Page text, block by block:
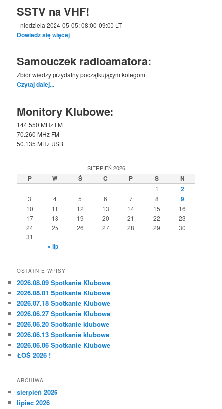
SSTV na VHF!
- niedziela 2024-05-05: 08:00-09:00 LT
Dowiedz się więcej
Samouczek radioamatora:
Zbiór wiedzy przydatny początkującym kolegom.
Czytaj dalej...
Monitory Klubowe:
144.550 MHz FM
70.260 MHz FM
50.135 MHz USB
SIERPIEŃ 2026
P W Ś C P S N
1 2
3 4 5 6 7 8 9
10 11 12 13 14 15
16
17
18 19 20 21 22
23
24
25 26 27 28 29
30
31
« lip
OSTATNIE WPISY
2026.08.09 Spotkanie Klubowe
2026.08.01 Spotkanie Klubowe
2026.07.18 Spotkanie Klubowe
2026.06.27 Spotkanie Klubowe
2026.06.20 Spotkanie klubowe
2026.06.13 Spotkanie klubowe
2026.06.06 Spotkanie Klubowe
ŁOŚ 2026 !
ARCHIWA
sierpień 2026
lipiec 2026